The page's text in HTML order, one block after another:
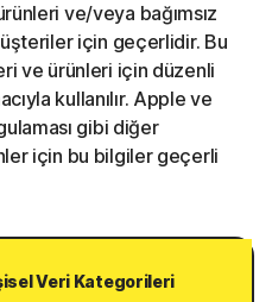
ve/veya bağımsız
için geçerlidir. Bu
ve ürünleri için düzenli
kullanılır. Apple ve
gibi diğer
için bu bilgiler geçerli
Veri Kategorileri